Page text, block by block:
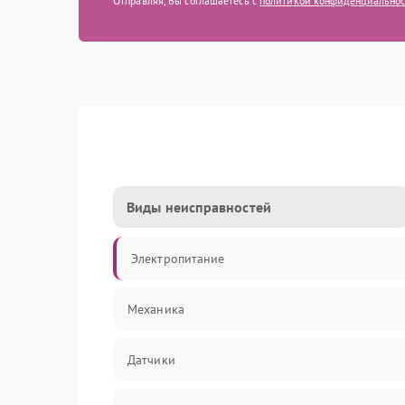
Виды неисправностей
Электропитание
Механика
Датчики